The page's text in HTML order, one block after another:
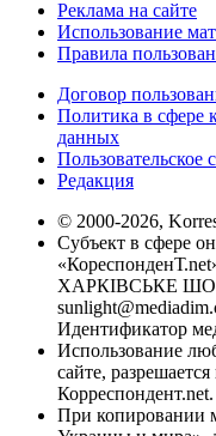
Реклама на сайте
Использование
Правила
Договор
Политика в сфере
данных
Пользовательское
Редакция
© 2000-2026,
Субъект в сфере
ХАРКІВСЬКЕ
Идентификатор
Использование
сайте,
Корреспондент.net.
При копировании